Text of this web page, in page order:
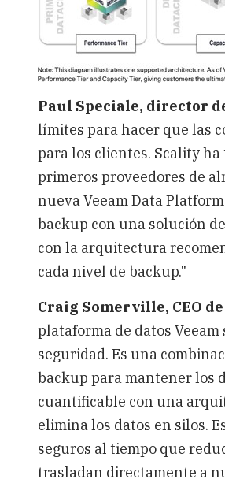
Paul Speciale, director
límites para hacer que las
para los clientes. Scality
primeros proveedores de
nueva Veeam Data
backup con una solución
con la arquitectura
cada nivel de backup."
Craig Somerville, CEO
plataforma de datos
seguridad. Es una
backup para mantener los
cuantificable con una
elimina los datos en silos.
seguros al tiempo que
trasladan directamente a